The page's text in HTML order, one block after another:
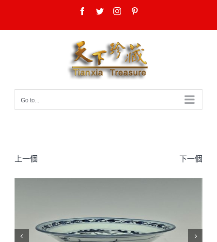
content
Facebook
TwitterInstagram
Go to...
上一個 下一個
 